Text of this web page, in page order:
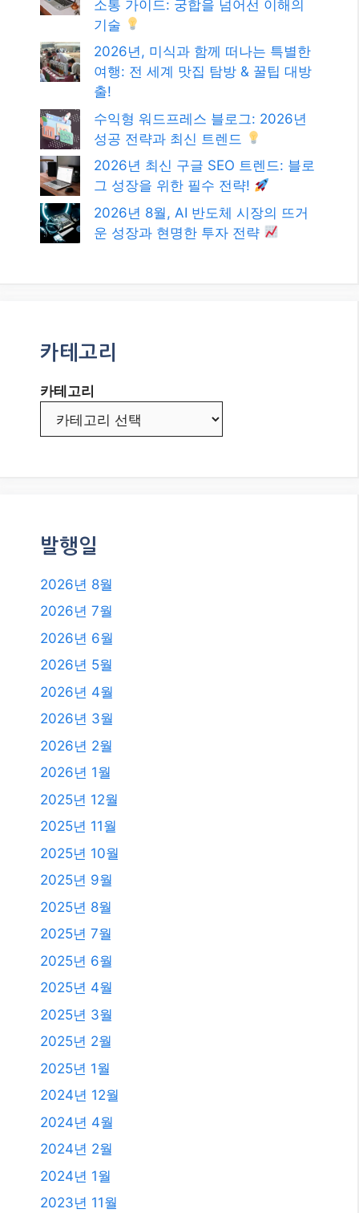
소통 가이드: 궁합을 넘어선 이해의
기술
2026년, 미식과 함께 떠나는 특별한
여행: 전 세계 맛집 탐방 & 꿀팁 대방
출!
수익형 워드프레스 블로그: 2026년
성공 전략과 최신 트렌드
2026년 최신 구글 SEO 트렌드: 블로
그 성장을 위한 필수 전략!
2026년 8월, AI 반도체 시장의 뜨거
운 성장과 현명한 투자 전략
카테고리
카테고리
발행일
2026년 8월
2026년 7월
2026년 6월
2026년 5월
2026년 4월
2026년 3월
2026년 2월
2026년 1월
2025년 12월
2025년 11월
2025년 10월
2025년 9월
2025년 8월
2025년 7월
2025년 6월
2025년 4월
2025년 3월
2025년 2월
2025년 1월
2024년 12월
2024년 4월
2024년 2월
2024년 1월
2023년 11월